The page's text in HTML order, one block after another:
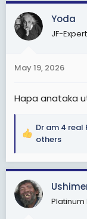
c
t
i
o
s
Yoda
JF-
May 19, 2026
Hapa anataka
R
a
c
t
i
o
Dr am 4 real
others